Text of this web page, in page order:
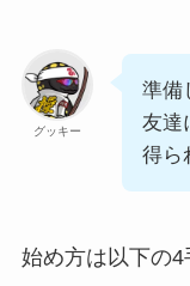
グッキー
準備
友達
得ら
始め方は以下の4